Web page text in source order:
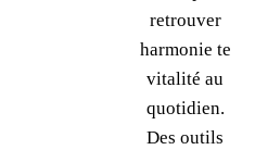
retrouver
harmonie te
vitalité au
quotidien.
Des outils